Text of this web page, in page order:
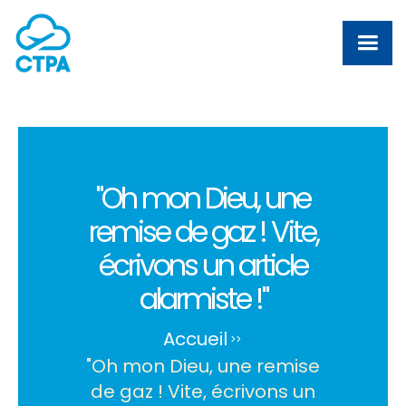
"Oh mon Dieu, une
remise de gaz ! Vite,
écrivons un article
alarmiste !"
Accueil >>
"Oh mon Dieu, une remise
de gaz ! Vite, écrivons un